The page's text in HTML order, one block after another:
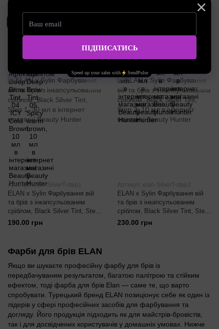
Фарба для брів Elan
04 ICY Cold brown - Холодно-коричневий
Артикул: elan-SilverT-step1
ELAN x Sylin Фарбування вій
та брів з інкапсульованим
сріблом, Black Silver Tint, Step
1, 30 мл
190.00 грн
Артикул: elan-SilverT-step2
ELAN x Sylin Фарбування вій
та брів з інкапсульованим
сріблом, Black Silver Tint, Step
2, 10 мл
230.00 грн
Фарби для брів ELAN
Якщо ви шукаєте професійну фарбу для брів із
передбачуваним результатом, багатою палітрою та стійким
ефектом, тоді фарба для брів Elan — саме те, що варто
спробувати. Турецький бренд ELAN позиціонує себе як один із
лідерів у сфері професійних засобів для фарбування та
догляду. Його продукція підходить як для майстрів-бровістів,
так і для досвідчених користувачів у домашніх умовах. Нижче